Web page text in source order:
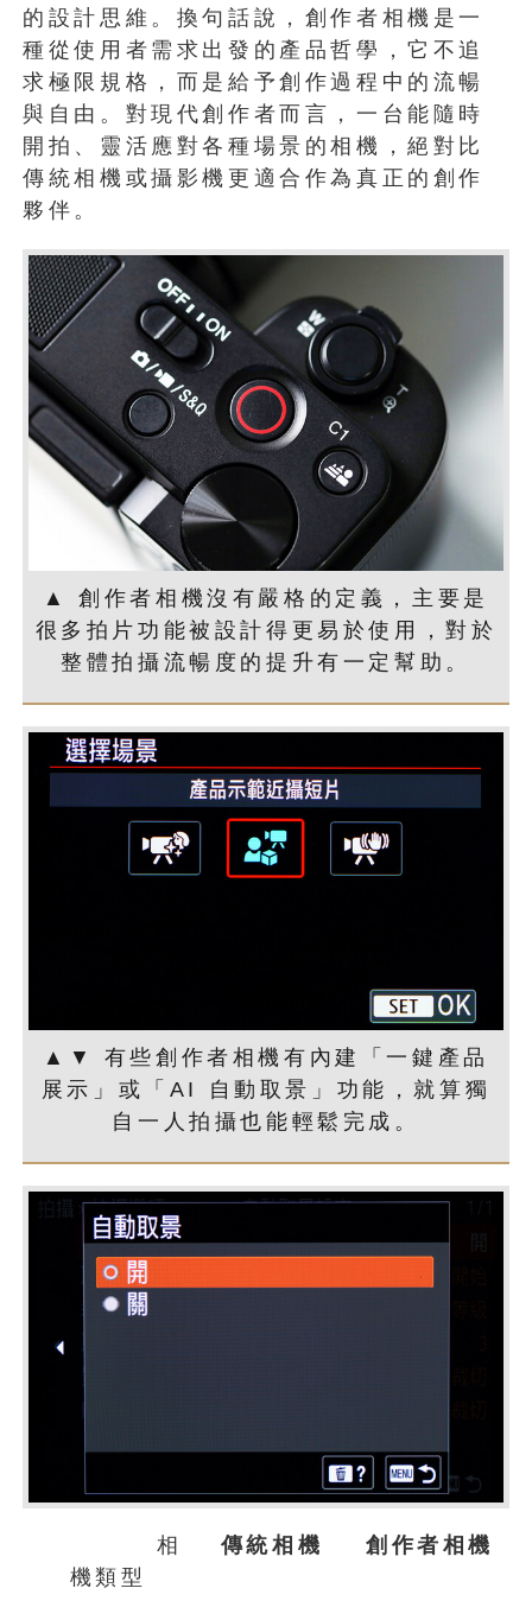
的設計思維。換句話說，創作者相機是一
種從使用者需求出發的產品哲學，它不追
求極限規格，而是給予創作過程中的流暢
與自由。對現代創作者而言，一台能隨時
開拍、靈活應對各種場景的相機，絕對比
傳統相機或攝影機更適合作為真正的創作
夥伴。
▲ 創作者相機沒有嚴格的定義，主要是
很多拍片功能被設計得更易於使用，對於
整體拍攝流暢度的提升有一定幫助。
▲▼ 有些創作者相機有內建「一鍵產品
展示」或「AI 自動取景」功能，就算獨
自一人拍攝也能輕鬆完成。
相
機類型
傳統相機 創作者相機